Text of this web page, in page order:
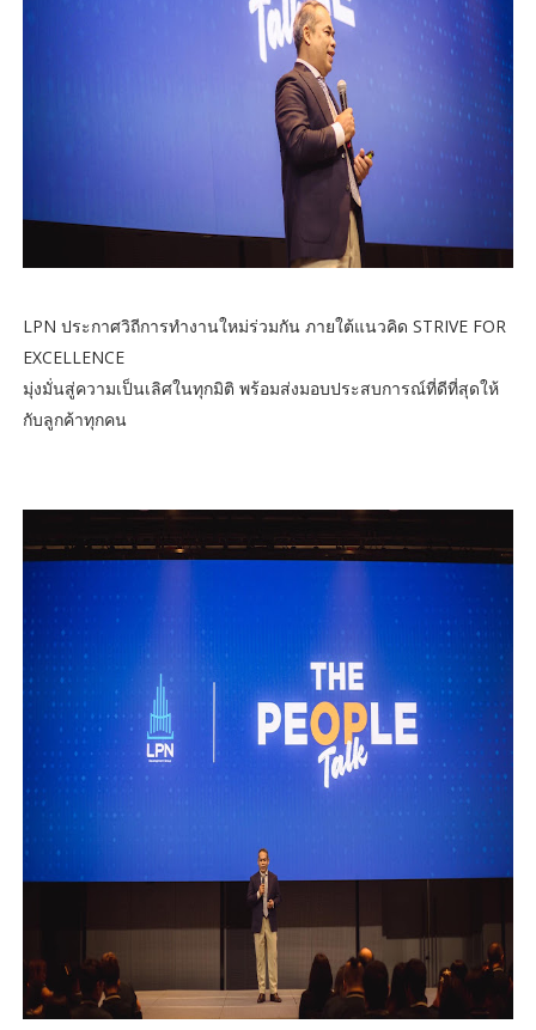
LPN ประกาศวิถีการทำงานใหม่ร่วมกัน ภายใต้แนวคิด STRIVE FOR
EXCELLENCE
มุ่งมั่นสู่ความเป็นเลิศในทุกมิติ พร้อมส่งมอบประสบการณ์ที่ดีที่สุดให้
กับลูกค้าทุกคน